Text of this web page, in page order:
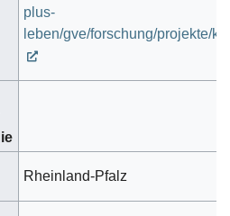
plus-
leben/gve/forschung/projekte/
Rheinland-Pfalz